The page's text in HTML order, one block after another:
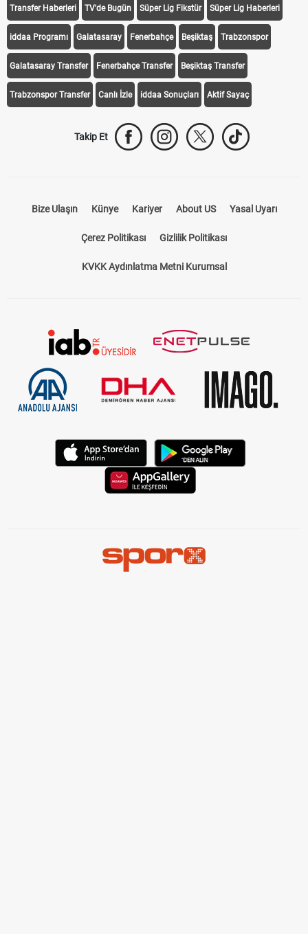
Transfer Haberleri TV'de Bugün Süper Lig Fikstür Süper Lig Haberleri
iddaa Programı Galatasaray Fenerbahçe Beşiktaş Trabzonspor
Galatasaray Transfer Fenerbahçe Transfer Beşiktaş Transfer
Trabzonspor Transfer Canlı İzle iddaa Sonuçları Aktif Sayaç
Takip Et
Bize Ulaşın Künye Kariyer About US Yasal Uyarı
Çerez Politikası Gizlilik Politikası
KVKK Aydınlatma Metni Kurumsal